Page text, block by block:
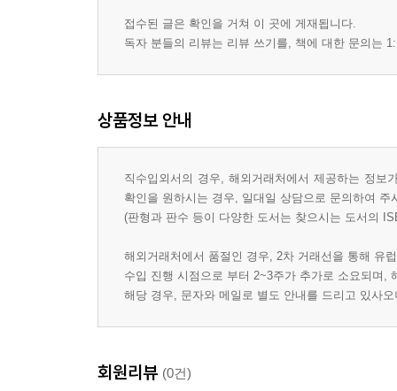
접수된 글은 확인을 거쳐 이 곳에 게재됩니다.
독자 분들의 리뷰는 리뷰 쓰기를, 책에 대한 문의는
상품정보 안내
직수입외서의 경우, 해외거래처에서 제공하는 정
확인을 원하시는 경우, 일대일 상담으로 문의하여 주
(판형과 판수 등이 다양한 도서는 찾으시는 도서의
해외거래처에서 품절인 경우, 2차 거래선을 통해 유
수입 진행 시점으로 부터 2~3주가 추가로 소요되며,
해당 경우, 문자와 메일로 별도 안내를 드리고 있사
회원리뷰 (0건)